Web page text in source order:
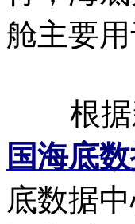
舱主要用
根据新
国海底
底数据